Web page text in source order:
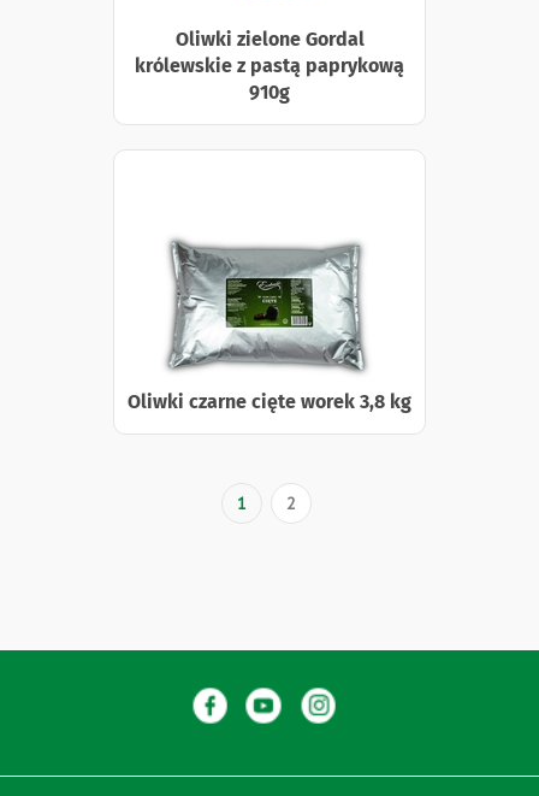
Oliwki zielone Gordal
królewskie z pastą paprykową
910g
Oliwki czarne cięte worek 3,8 kg
Bieżąca
strona
1 Strona
2